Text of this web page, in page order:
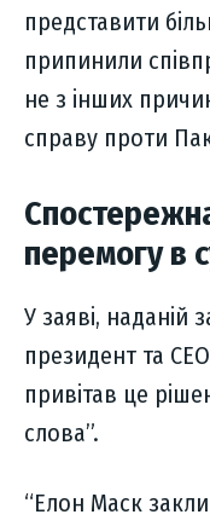
представити
припинили
не з інших
справу проти
перемогу в
У заяві, наданій
президент та
привітав це
слова”.
“Елон Маск